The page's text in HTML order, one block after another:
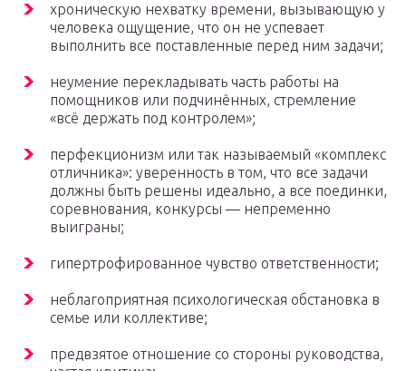
хроническую нехватку времени, вызывающую у
человека ощущение, что он не успевает
выполнить все поставленные перед ним задачи;
неумение перекладывать часть работы на
помощников или подчинённых, стремление
«всё держать под контролем»;
перфекционизм или так называемый «комплекс
отличника»: уверенность в том, что все задачи
должны быть решены идеально, а все поединки,
соревнования, конкурсы — непременно
выиграны;
гипертрофированное чувство ответственности;
неблагоприятная психологическая обстановка в
семье или коллективе;
предвзятое отношение со стороны руководства,